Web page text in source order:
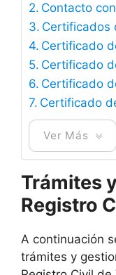
Contacto
Certificados
Certificado
Certificado
Certificado
Certificado
Ver Más
Trámites
Registro
A continuación
trámites y